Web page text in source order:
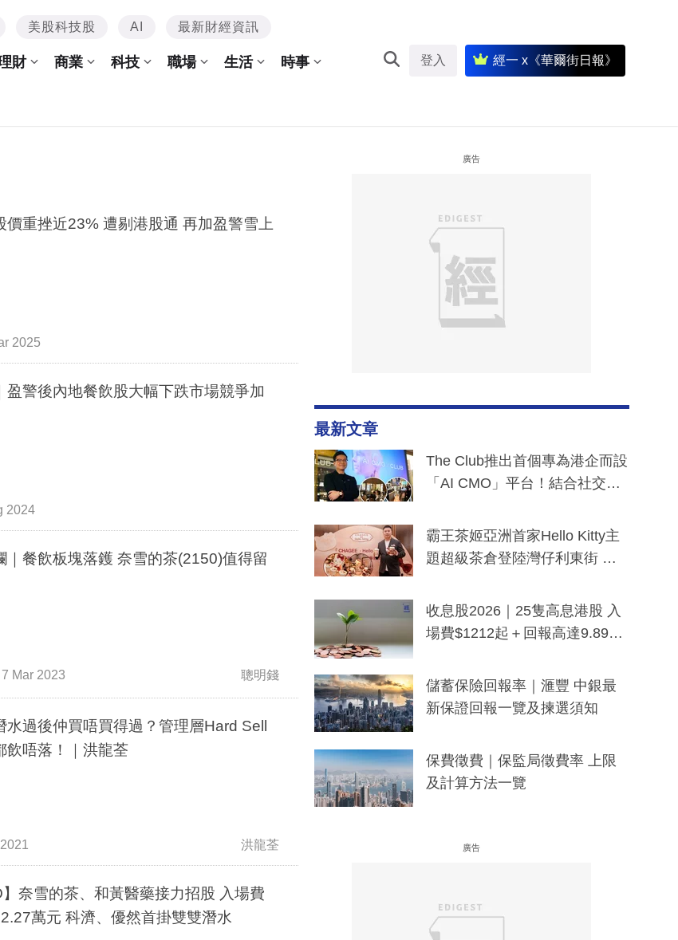
美股科技股 AI 最新財經資訊
財 商業 科技 職場 生活 時事 登入 經一 x《華爾街日報》
挫近23% 遭剔港股通 再加盈警雪上
2025
盈警後內地餐飲股大幅下跌市場競爭加
2024
｜餐飲板塊落鑊 奈雪的茶(2150)值得留
7 Mar 2023 聰明錢
水過後仲買唔買得過？管理層Hard Sell
飲唔落！｜洪龍荃
洪龍荃
】奈雪的茶、和黃醫藥接力招股 入場費
萬元 科濟、優然首掛雙雙潛水
廣告
最新文章
The Club推出首個專為港企而設
「AI CMO」平台！結合社交聆
分鐘生成「貼地」宣傳短片
霸王茶姬亞洲首家Hello Kitty主
題超級茶倉登陸灣仔利東街 推
y及香港限定特調系列
收息股2026｜25隻高息港股 入
場費$1212起＋回報高達9.89
儲蓄保險回報率｜滙豐 中銀最
新保證回報一覽及揀選須知
保費徵費｜保監局徵費率 上限
及計算方法一覽
廣告